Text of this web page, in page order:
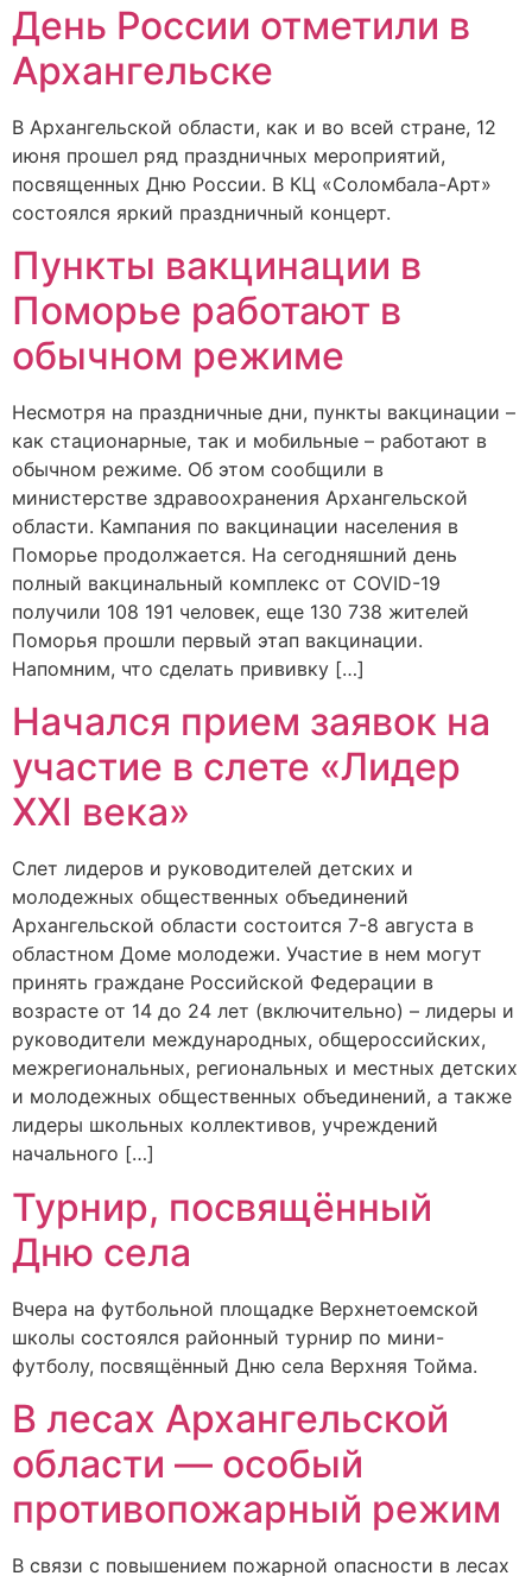
День России отметили в
Архангельске
В Архангельской области, как и во всей стране, 12
июня прошел ряд праздничных мероприятий,
посвященных Дню России. В КЦ «Соломбала-Арт»
состоялся яркий праздничный концерт.
Пункты вакцинации в
Поморье работают в
обычном режиме
Несмотря на праздничные дни, пункты вакцинации –
как стационарные, так и мобильные – работают в
обычном режиме. Об этом сообщили в
министерстве здравоохранения Архангельской
области. Кампания по вакцинации населения в
Поморье продолжается. На сегодняшний день
полный вакцинальный комплекс от COVID-19
получили 108 191 человек, еще 130 738 жителей
Поморья прошли первый этап вакцинации.
Напомним, что сделать прививку […]
Начался прием заявок на
участие в слете «Лидер
ХХI века»
Слет лидеров и руководителей детских и
молодежных общественных объединений
Архангельской области состоится 7-8 августа в
областном Доме молодежи. Участие в нем могут
принять граждане Российской Федерации в
возрасте от 14 до 24 лет (включительно) – лидеры и
руководители международных, общероссийских,
межрегиональных, региональных и местных детских
и молодежных общественных объединений, а также
лидеры школьных коллективов, учреждений
начального […]
Турнир, посвящённый
Дню села
Вчера на футбольной площадке Верхнетоемской
школы состоялся районный турнир по мини-
футболу, посвящённый Дню села Верхняя Тойма.
В лесах Архангельской
области — особый
противопожарный режим
В связи с повышением пожарной опасности в лесах